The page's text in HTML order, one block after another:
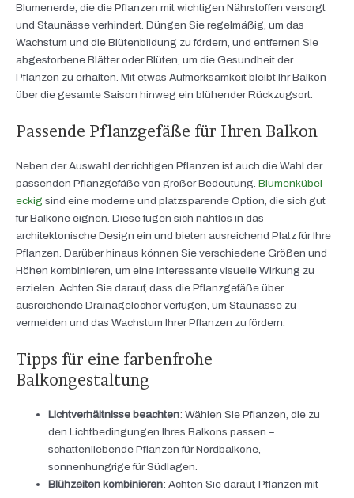
Blumenerde, die die Pflanzen mit wichtigen Nährstoffen versorgt
und Staunässe verhindert. Düngen Sie regelmäßig, um das
Wachstum und die Blütenbildung zu fördern, und entfernen Sie
abgestorbene Blätter oder Blüten, um die Gesundheit der
Pflanzen zu erhalten. Mit etwas Aufmerksamkeit bleibt Ihr Balkon
über die gesamte Saison hinweg ein blühender Rückzugsort.
Passende Pflanzgefäße für Ihren Balkon
Neben der Auswahl der richtigen Pflanzen ist auch die Wahl der
passenden Pflanzgefäße von großer Bedeutung. Blumenkübel
eckig sind eine moderne und platzsparende Option, die sich gut
für Balkone eignen. Diese fügen sich nahtlos in das
architektonische Design ein und bieten ausreichend Platz für Ihre
Pflanzen. Darüber hinaus können Sie verschiedene Größen und
Höhen kombinieren, um eine interessante visuelle Wirkung zu
erzielen. Achten Sie darauf, dass die Pflanzgefäße über
ausreichende Drainagelöcher verfügen, um Staunässe zu
vermeiden und das Wachstum Ihrer Pflanzen zu fördern.
Tipps für eine farbenfrohe
Balkongestaltung
Lichtverhältnisse beachten: Wählen Sie Pflanzen, die zu
den Lichtbedingungen Ihres Balkons passen –
schattenliebende Pflanzen für Nordbalkone,
sonnenhungrige für Südlagen.
Blühzeiten kombinieren: Achten Sie darauf, Pflanzen mit